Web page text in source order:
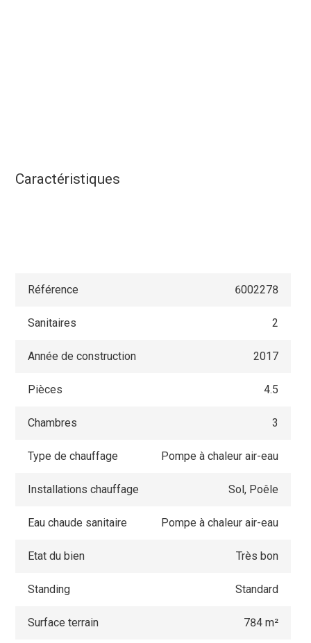
Caractéristiques
Référence 6002278
Sanitaires 2
Année de construction 2017
Pièces 4.5
Chambres 3
Type de chauffage Pompe à chaleur air-eau
Installations chauffage Sol, Poêle
Eau chaude sanitaire Pompe à chaleur air-eau
Etat du bien Très bon
Standing Standard
Surface terrain 784 m²